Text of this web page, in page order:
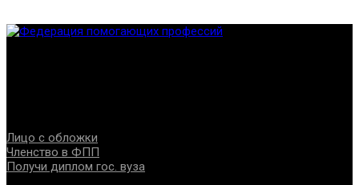
Лицо с обложки
Членство в ФПП
Получи диплом гос. вуза